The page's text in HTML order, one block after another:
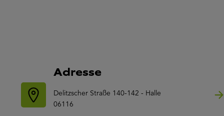
Adresse
Delitzscher Straße 140-142 - Halle
06116